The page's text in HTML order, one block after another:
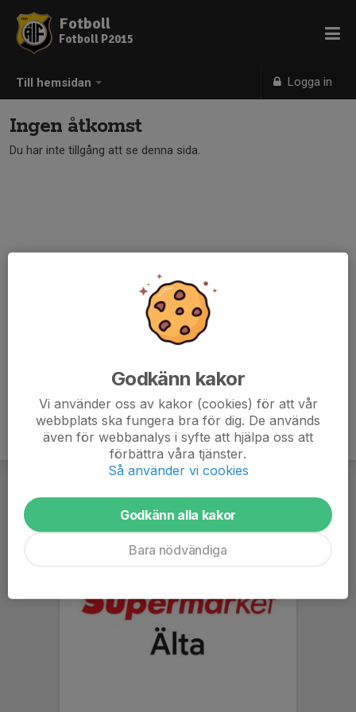
Till hemsidan Logga in
Fotboll
Fotboll P2015
Ingen åtkomst
Du har inte tillgång att se denna sida.
Godkänn kakor
Vi använder oss av kakor (cookies) för att vår
webbplats ska fungera bra för dig. De används
även för webbanalys i syfte att hjälpa oss att
förbättra våra tjänster.
Så använder vi cookies
Godkänn alla kakor
Bara nödvändiga